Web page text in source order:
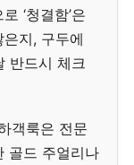
‘청결함’은
지, 구두에
반드시 체크
객룩은 전문
골드 주얼리나